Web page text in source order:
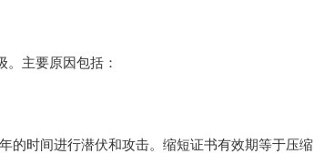
。主要原因包括：
的时间进行潜伏和攻击。缩短证书有效期等于压缩